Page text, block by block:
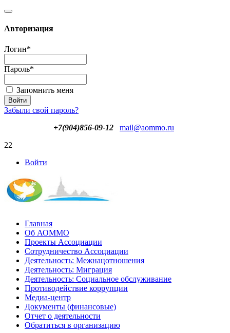
Авторизация
Логин*
Пароль*
Запомнить меня
Забыли свой пароль?
+7(904)856-09-12
mail@aommo.ru
22
Войти
Главная
Об АОММО
Проекты Ассоциации
Сотрудничество Ассоциации
Деятельность: Межнацотношения
Деятельность: Миграция
Деятельность: Социальное обслуживание
Противодействие коррупции
Медиа-центр
Документы (финансовые)
Отчет о деятельности
Обратиться в организацию